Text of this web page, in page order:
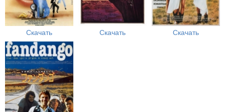
Скачать Скачать Скачать